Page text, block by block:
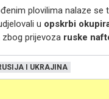
plovilima nalaze se
u opskrbi
prijevoza ruske
I UKRAJINA